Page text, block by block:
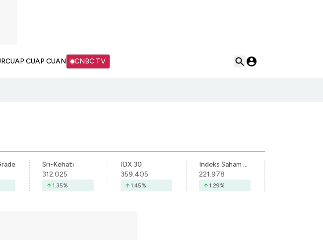
CUAP CUAP CUAN CNBC TV
Sri-Kehati
312.025
1.35%
IDX 30
359.405
1.45%
Indeks Saham Syariah Indonesia
221.978
1.29%